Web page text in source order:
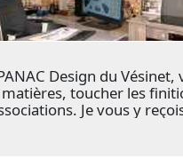
Design du Vésinet,
toucher les
Je vous y
pour parler de votre
premières idées en